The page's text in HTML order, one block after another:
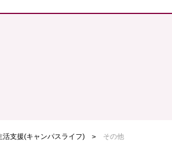
活支援(キャンパスライフ) その他